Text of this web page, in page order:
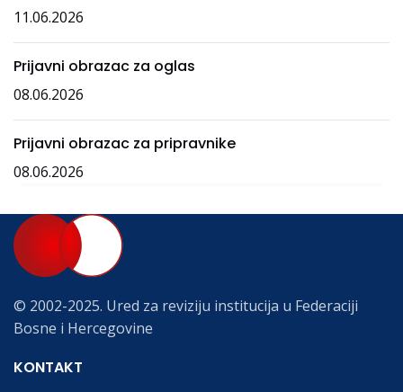
11.06.2026
Prijavni obrazac za oglas
08.06.2026
Prijavni obrazac za pripravnike
08.06.2026
© 2002-2025. Ured za reviziju institucija u Federaciji
Bosne i Hercegovine
KONTAKT